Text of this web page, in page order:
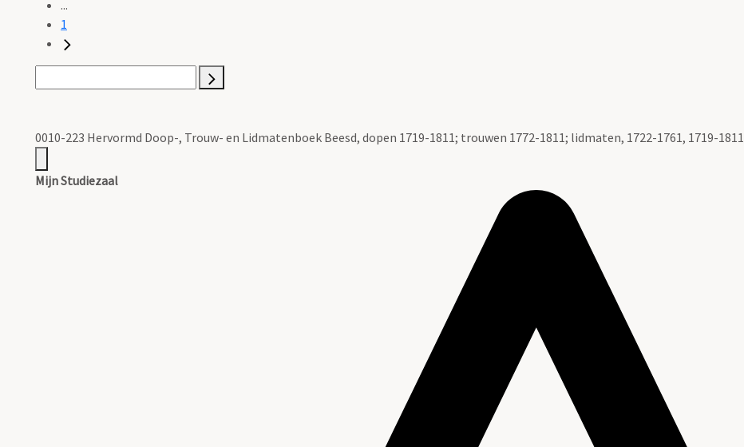
...
1
0010-223 Hervormd Doop-, Trouw- en Lidmatenboek Beesd, dopen 1719-1811; trouwen 1772-1811; lidmaten, 1722-1761, 1719-1811
Mijn Studiezaal